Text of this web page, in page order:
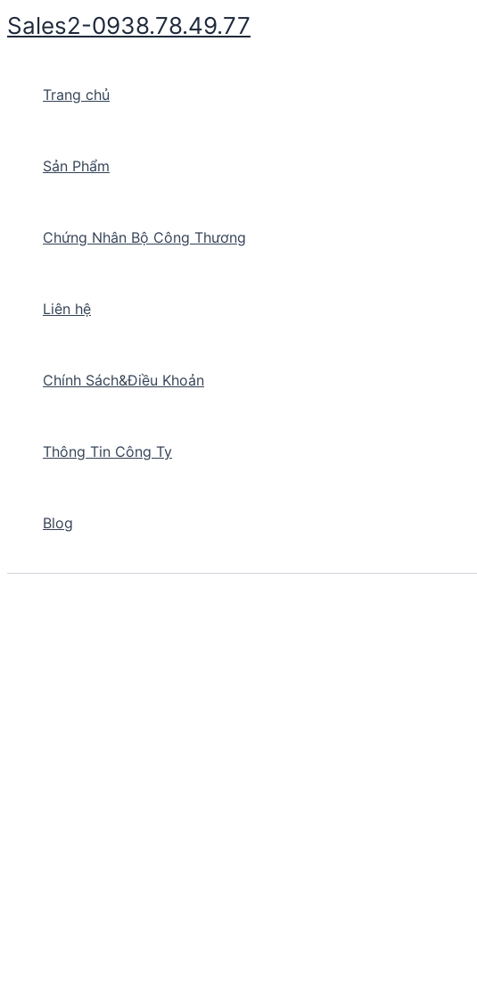
Nhảy
tới
Sales2-0938.78.49.77
Trang chủ
Sản Phẩm
Chứng Nhân Bộ Công Thương
Liên hệ
Chính Sách&Điều Khoản
Thông Tin Công Ty
Blog